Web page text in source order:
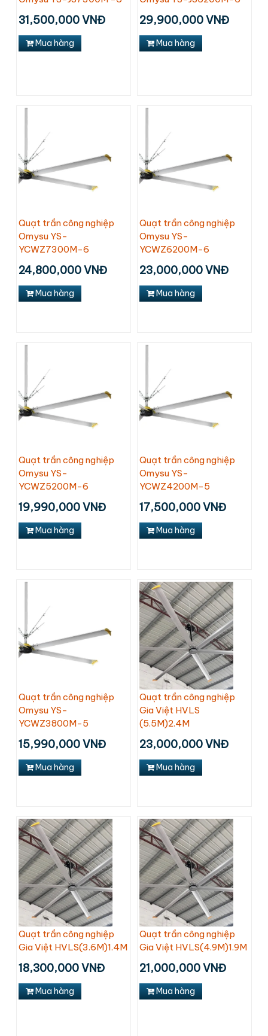
31,500,000 VNĐ
Mua hàng
29,900,000 VNĐ
Mua hàng
Quạt trần công nghiệp
Omysu YS-
YCWZ7300M-6
24,800,000 VNĐ
Mua hàng
Quạt trần công nghiệp
Omysu YS-
YCWZ6200M-6
23,000,000 VNĐ
Mua hàng
Quạt trần công nghiệp
Omysu YS-
YCWZ5200M-6
19,990,000 VNĐ
Mua hàng
Quạt trần công nghiệp
Omysu YS-
YCWZ4200M-5
17,500,000 VNĐ
Mua hàng
Quạt trần công nghiệp
Omysu YS-
YCWZ3800M-5
15,990,000 VNĐ
Mua hàng
Quạt trần công nghiệp
Gia Việt HVLS
(5.5M)2.4M
23,000,000 VNĐ
Mua hàng
Quạt trần công nghiệp
Gia Việt HVLS(3.6M)1.4M
18,300,000 VNĐ
Mua hàng
Quạt trần công nghiệp
Gia Việt HVLS(4.9M)1.9M
21,000,000 VNĐ
Mua hàng